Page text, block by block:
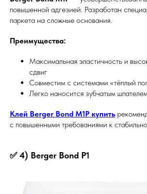
повышенной адгезией. Разработан
паркета на сложные основания.
Преимущества:
Максимальная эластичность и
сдвиг
Совместим с системами «тёплый
Легко наносится зубчатым
Клей Berger Bond M1P купить
с повышенными требованиями к
✅ 4) Berger Bond P1